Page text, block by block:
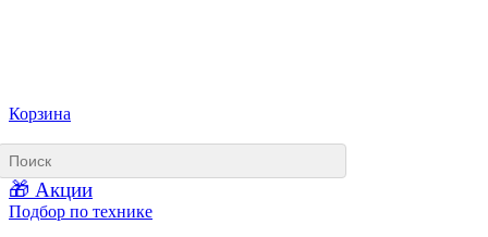
Корзина
🎁 Акции
Подбор по технике